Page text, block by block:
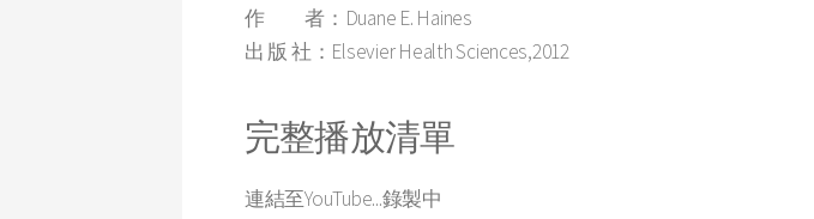
作 者：Duane E. Haines
出 版 社：Elsevier Health Sciences,2012
完整播放清單
連結至YouTube...錄製中